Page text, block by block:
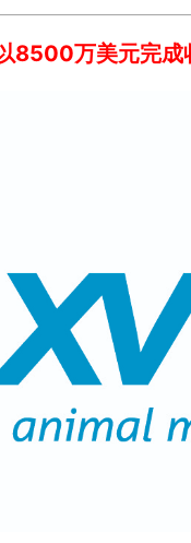
8500万美元完成